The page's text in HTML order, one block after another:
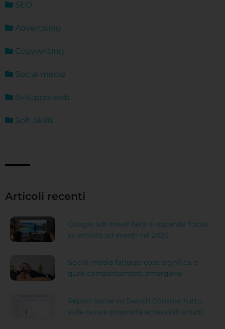
SEO
Advertising
Copywriting
Social media
Sviluppo web
Soft Skills
Articoli recenti
Google ads travel beta si espande: focus
su attività ed eventi nel 2026
Social media fatigue: cosa significa e
quali comportamenti emergono
Report social su Search Console: tutto
sulle nuove proprietà accessibili a tutti